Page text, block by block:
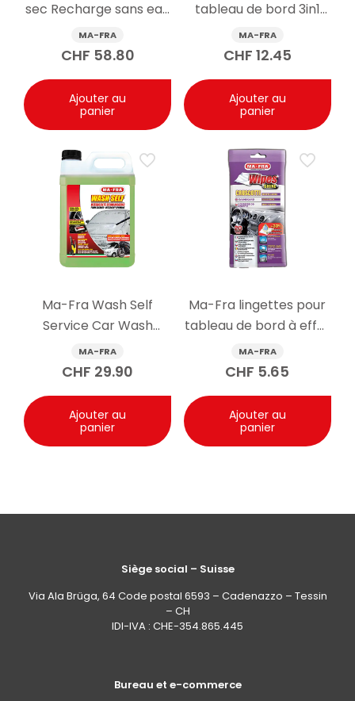
sec Recharge sans eau
4500ml
MA-FRA
CHF 58.80
Ajouter au
panier
tableau de bord 3in1
super brillant pour
intérieur de voiture
MA-FRA
CHF 12.45
Ajouter au
panier
Ma-Fra Wash Self
Service Car Wash
Cleaner 5kg
MA-FRA
CHF 29.90
Ajouter au
panier
Ma-Fra lingettes pour
tableau de bord à effet
brillant 20pcs violet
MA-FRA
CHF 5.65
Ajouter au
panier
Siège social – Suisse
Via Ala Brüga, 64 Code postal 6593 – Cadenazzo – Tessin
– CH
IDI-IVA : CHE-354.865.445
Bureau et e-commerce